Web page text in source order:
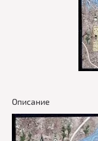
Описание